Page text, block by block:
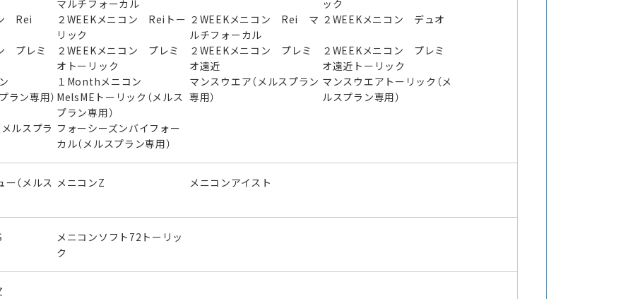
マルチフォーカル
ック
Rei
２WEEKメニコン Reiトー
リック
２WEEKメニコン Rei マ
ルチフォーカル
２WEEKメニコン デュオ
プレミ
２WEEKメニコン プレミ
オトーリック
２WEEKメニコン プレミ
オ遠近
２WEEKメニコン プレミ
オ遠近トーリック
ラン専用）
１Monthメニコン
MelsMEトーリック（メルス
プラン専用）
マンスウエア（メルスプラン
専用）
マンスウエアトーリック（メ
ルスプラン専用）
ルスプラ フォーシーズンバイフォー
カル（メルスプラン専用）
（メルス メニコンZ メニコンアイスト
メニコンソフト72トーリッ
ク